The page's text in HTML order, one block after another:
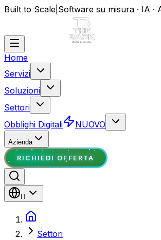
Built to Scale Software su misura · IA ·
Home
Servizi
Soluzioni
Settori
Obblighi Digitali
NUOVO
Azienda
RICHIEDI OFFERTA
IT
Settori